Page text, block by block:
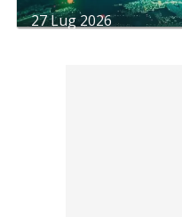
27 Lug 2026